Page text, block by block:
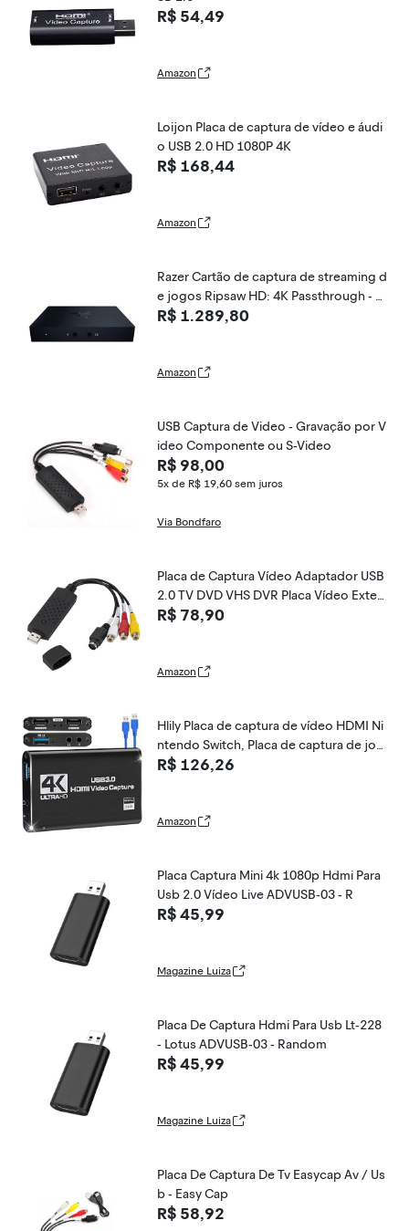
R$ 54,49
Amazon
Loijon Placa de captura de vídeo e áudi
o USB 2.0 HD 1080P 4K
R$ 168,44
Amazon
Razer Cartão de captura de streaming d
e jogos Ripsaw HD: 4K Passthrough - G
ravação 1080p FHD 60 FPS - Compatíve
R$ 1.289,80
Amazon
USB Captura de Video - Gravação por V
ideo Componente ou S-Video
R$ 98,00
5x de R$ 19,60 sem juros
Via Bondfaro
Placa de Captura Vídeo Adaptador USB
2.0 TV DVD VHS DVR Placa Vídeo Exter
no USB Captura Áudio Imagem
R$ 78,90
Amazon
Hlily Placa de captura de vídeo HDMI Ni
ntendo Switch, Placa de captura de jog
os 4K 1080P 60FPS, Placa de captura Ni
R$ 126,26
Amazon
Placa Captura Mini 4k 1080p Hdmi Para
Usb 2.0 Vídeo Live ADVUSB-03 - R
R$ 45,99
Magazine Luiza
Placa De Captura Hdmi Para Usb Lt-228
- Lotus ADVUSB-03 - Random
R$ 45,99
Magazine Luiza
Placa De Captura De Tv Easycap Av / Us
b - Easy Cap
R$ 58,92